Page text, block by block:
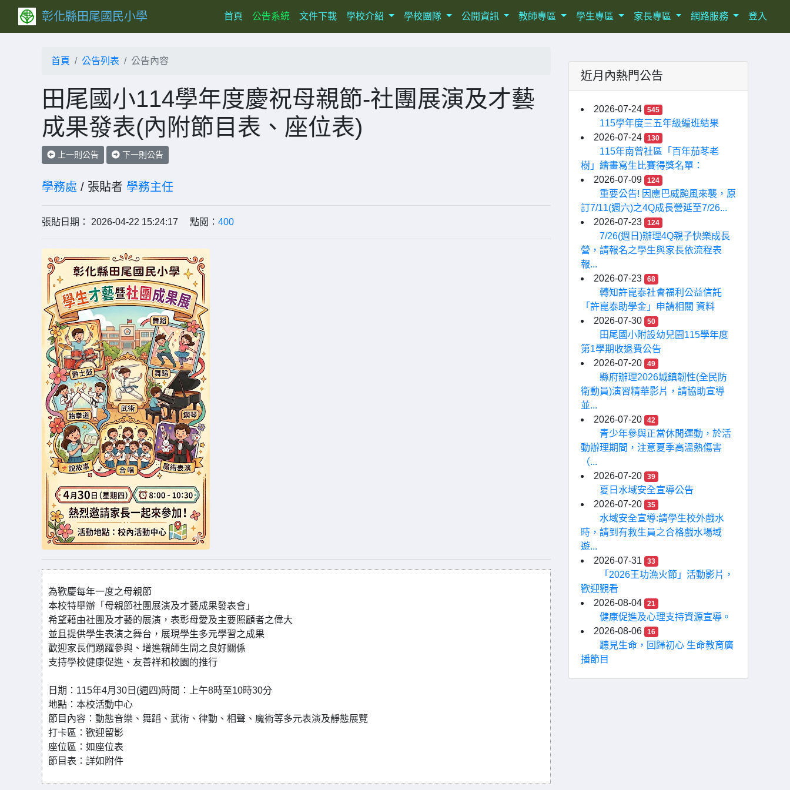
彰化縣田尾國民小學 首頁 (current)
公告系統 文件下載 學校介紹 學校團隊 公開資訊 教師專區 學生專區 家長專區 網路服務 登入
首頁 公告列表 公告內容
田尾國小114學年度慶祝母親節-社團展演及才藝
成果發表(內附節目表、座位表)
上一則公告 下一則公告
學務處 / 張貼者 學務主任
張貼日期： 2026-04-22 15:24:17 點閱： 400
為歡慶每年一度之母親節
本校特舉辦「母親節社團展演及才藝成果發表會」
希望藉由社團及才藝的展演，表彰母愛及主要照顧者之偉大
並且提供學生表演之舞台，展現學生多元學習之成果
歡迎家長們踴躍參與、增進親師生間之良好關係
支持學校健康促進、友善祥和校園的推行
日期： 115年4月 30 日 (週四)時間：上午8時至10時30分
地點：本校活動中心
節目內容：動態音樂、舞蹈、武術、律動、相聲、魔術等多元表演及靜態展覽
打卡區：歡迎留影
座位區：如座位表
節目表：詳如附件
近月內熱門公告
2026-07-24 545
115學年度三五年級編班結果
2026-07-24
130
115年南曾社區「百年茄苳老
樹」繪畫寫生比賽得獎名單：
2026-07-09
124
重要公告! 因應巴威颱風來襲，原
訂7/11(週六)之4Q成長營延至7/26...
2026-07-23
124
7/26(週日)辦理4Q親子快樂成長
營，請報名之學生與家長依流程表
報...
2026-07-23
68
轉知許崑泰社會福利公益信託
「許崑泰助學金」申請相關 資料
2026-07-30
50
田尾國小附設幼兒園115學年度
第1學期收退費公告
2026-07-20
49
縣府辦理2026城鎮韌性(全民防
衛動員)演習精華影片，請協助宣導
並...
2026-07-20
42
青少年參與正當休閒運動，於活
動辦理期間，注意夏季高溫熱傷害
（...
2026-07-20
39
夏日水域安全宣導公告
2026-07-20
35
水域安全宣導:請學生校外戲水
時，請到有救生員之合格戲水場域
遊...
2026-07-31
33
「2026王功漁火節」活動影片，
歡迎觀看
2026-08-04
21
健康促進及心理支持資源宣導。
2026-08-06
16
聽見生命，回歸初心 生命教育廣
播節目